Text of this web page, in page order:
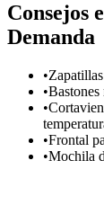
Consejos
Demanda
•
•
•
•Frontal
•Mochila